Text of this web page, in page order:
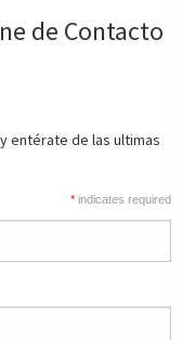
de Contacto
entérate de las ultimas
* indicates required